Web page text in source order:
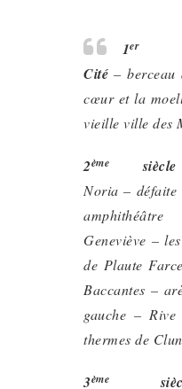
1
Cité –
cœur et la
vieille ville des
2ème siècle
Noria – défaite
Geneviève –
de Plaute
Baccantes –
gauche –
thermes de
3ème
siècle